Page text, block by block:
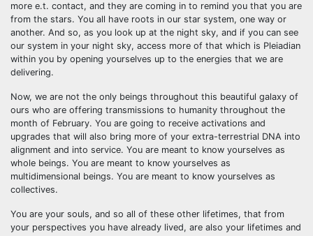
more e.t. contact, and they are coming in to remind you that you are
from the stars. You all have roots in our star system, one way or
another. And so, as you look up at the night sky, and if you can see
our system in your night sky, access more of that which is Pleiadian
within you by opening yourselves up to the energies that we are
delivering.
Now, we are not the only beings throughout this beautiful galaxy of
ours who are offering transmissions to humanity throughout the
month of February. You are going to receive activations and
upgrades that will also bring more of your extra-terrestrial DNA into
alignment and into service. You are meant to know yourselves as
whole beings. You are meant to know yourselves as
multidimensional beings. You are meant to know yourselves as
collectives.
You are your souls, and so all of these other lifetimes, that from
your perspectives you have already lived, are also your lifetimes and